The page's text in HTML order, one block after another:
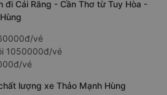
đi Cái Răng - Cần Thơ từ Tuy Hòa -
vé
1050000đ/vé
vé
lượng xe Thảo Mạnh Hùng